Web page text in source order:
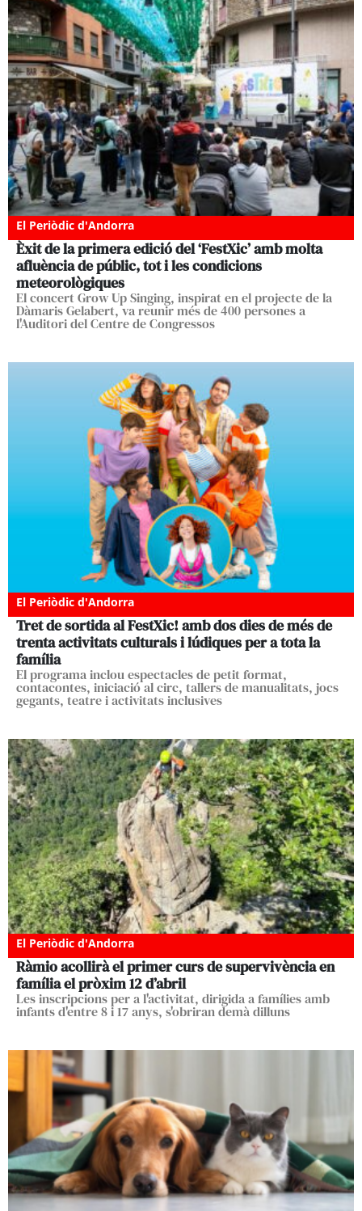
El Periòdic d'Andorra
Èxit de la primera edició del ‘FestXic’ amb molta
afluència de públic, tot i les condicions
meteorològiques
El concert Grow Up Singing, inspirat en el projecte de la
Dàmaris Gelabert, va reunir més de 400 persones a
l'Auditori del Centre de Congressos
El Periòdic d'Andorra
Tret de sortida al FestXic! amb dos dies de més de
trenta activitats culturals i lúdiques per a tota la
família
El programa inclou espectacles de petit format,
contacontes, iniciació al circ, tallers de manualitats, jocs
gegants, teatre i activitats inclusives
El Periòdic d'Andorra
Ràmio acollirà el primer curs de supervivència en
família el pròxim 12 d’abril
Les inscripcions per a l'activitat, dirigida a famílies amb
infants d'entre 8 i 17 anys, s'obriran demà dilluns